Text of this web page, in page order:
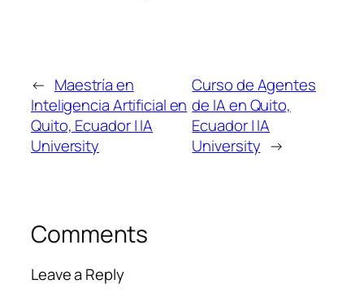
← Maestría en
Inteligencia Artificial en
Quito, Ecuador | IA
University
Curso de Agentes
de IA en Quito,
Ecuador | IA
University →
Comments
Leave a Reply